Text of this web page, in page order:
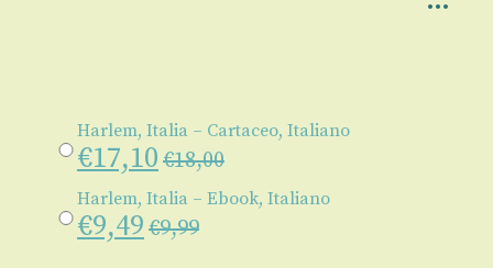
Harlem, Italia – Cartaceo, Italiano
€17,10 €18,00
Harlem, Italia – Ebook, Italiano
€9,49 €9,99